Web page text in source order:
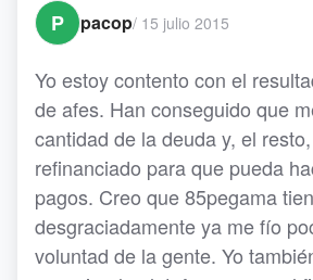
P
pacop/ 15 julio 2015
Yo estoy contento con el
de afes. Han conseguido que
cantidad de la deuda y, el
refinanciado para que pueda
pagos. Creo que 85pegama
desgraciadamente ya me fío
voluntad de la gente. Yo